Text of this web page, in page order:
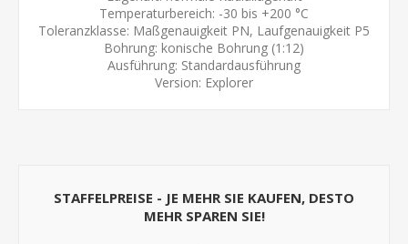
Temperaturbereich: -30 bis +200 °C
Toleranzklasse: Maßgenauigkeit PN, Laufgenauigkeit P5
Bohrung: konische Bohrung (1:12)
Ausführung: Standardausführung
Version: Explorer
STAFFELPREISE - JE MEHR SIE KAUFEN, DESTO
MEHR SPAREN SIE!